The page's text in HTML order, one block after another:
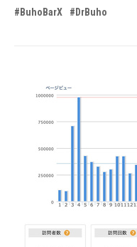
#BuhoBarX #DrBuho